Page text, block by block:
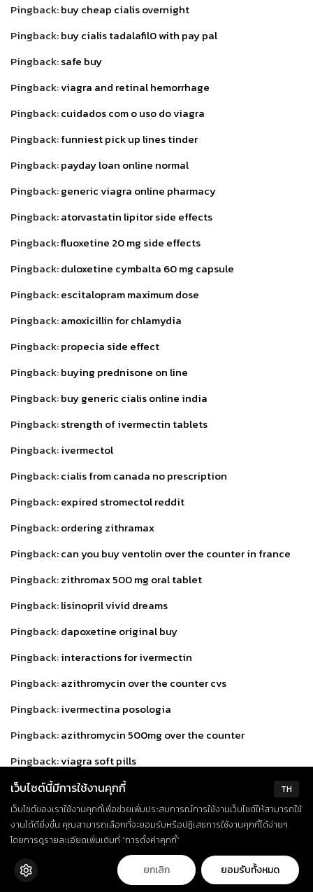
Pingback:buy cheap cialis overnight
Pingback:buy cialis tadalafil0 with pay pal
Pingback:safe buy
Pingback:viagra and retinal hemorrhage
Pingback:cuidados com o uso do viagra
Pingback:funniest pick up lines tinder
Pingback:payday loan online normal
Pingback:generic viagra online pharmacy
Pingback:atorvastatin lipitor side effects
Pingback:fluoxetine 20 mg side effects
Pingback:duloxetine cymbalta 60 mg capsule
Pingback:escitalopram maximum dose
Pingback:amoxicillin for chlamydia
Pingback:propecia side effect
Pingback:buying prednisone on line
Pingback:buy generic cialis online india
Pingback:strength of ivermectin tablets
Pingback:ivermectol
Pingback:cialis from canada no prescription
Pingback:expired stromectol reddit
Pingback:ordering zithramax
Pingback:can you buy ventolin over the counter in france
Pingback:zithromax 500 mg oral tablet
Pingback:lisinopril vivid dreams
Pingback:dapoxetine original buy
Pingback:interactions for ivermectin
Pingback:azithromycin over the counter cvs
Pingback:ivermectina posologia
Pingback:azithromycin 500mg over the counter
Pingback:viagra soft pills
Pingback:trustworthy canadian pharcharmy online
Pingback:amoxil 500
Pingback:furosemide tablets uk
Pingback:
neurontin 300mg
TH
เว็บไซต์นี้มีการใช้งานคุกกี้
เว็บไซต์ของเราใช้งานคุกกี้เพื่อช่วยเพิ่มประสบการณ์การใช้งานเว็บไซต์ให้สามารถใช้
งานได้ดียิ่งขึ้น คุณสามารถเลือกที่จะยอมรับหรือปฏิเสธการใช้งานคุกกี้ได้ง่ายๆ
โดยการดูรายละเอียดเพิ่มเติมที่ “การตั้งค่าคุกกี้”
ยกเลิก ยอมรับทั้งหมด